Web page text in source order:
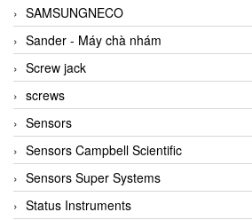
Buhler
BURLING INSTRUMENTS
Burster
BUSCHJOST
Calectro
Campbell Scientific
Canneed Vietnam
Cantoni
SAMSUNGNECO
Sander - Máy chà nhám
Screw jack
screws
Sensors
Sensors Campbell Scientific
Sensors Super Systems
Status Instruments